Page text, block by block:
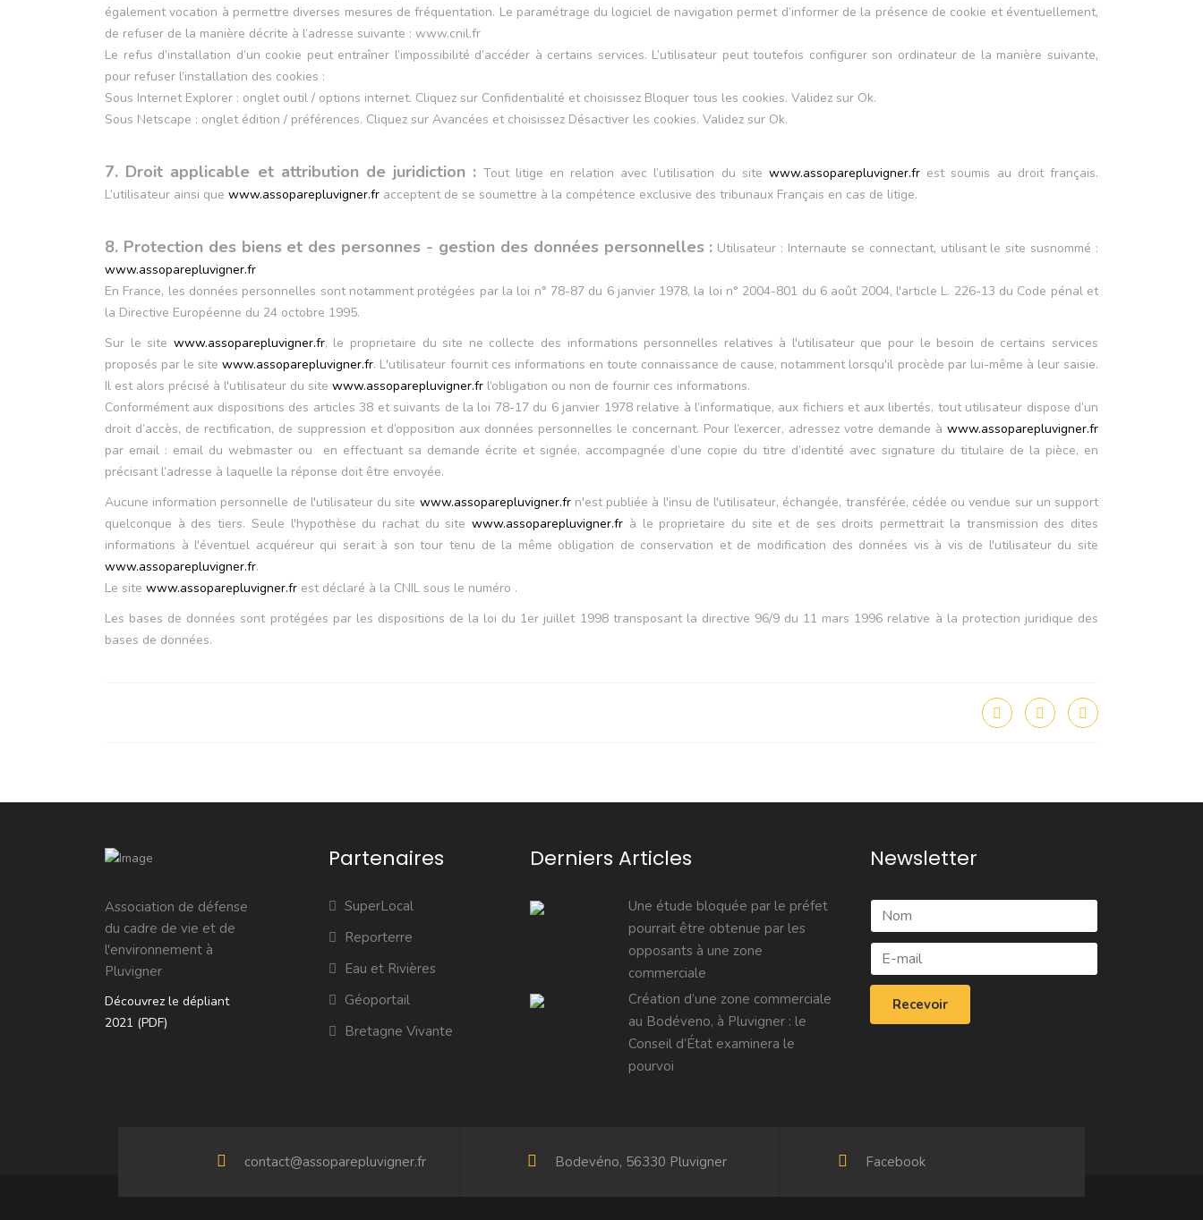
également vocation à permettre diverses mesures de fréquentation. Le paramétrage du logiciel de navigation permet d’informer de la présence de cookie et éventuellement,
de refuser de la manière décrite à l’adresse suivante : www.cnil.fr
Le refus d’installation d’un cookie peut entraîner l’impossibilité d’accéder à certains services. L’utilisateur peut toutefois configurer son ordinateur de la manière suivante,
pour refuser l’installation des cookies :
Sous Internet Explorer : onglet outil / options internet. Cliquez sur Confidentialité et choisissez Bloquer tous les cookies. Validez sur Ok.
Sous Netscape : onglet édition / préférences. Cliquez sur Avancées et choisissez Désactiver les cookies. Validez sur Ok.
7. Droit applicable et attribution de juridiction : Tout litige en relation avec l’utilisation du sitewww.assoparepluvigner.fr est soumis au droit français.
L’utilisateur ainsi que www.assoparepluvigner.fr acceptent de se soumettre à la compétence exclusive des tribunaux Français en cas de litige.
8. Protection des biens et des personnes - gestion des données personnelles : Utilisateur : Internaute se connectant, utilisant le site susnommé :
www.assoparepluvigner.fr
En France, les données personnelles sont notamment protégées par la loi n° 78-87 du 6 janvier 1978, la loi n° 2004-801 du 6 août 2004, l'article L. 226-13 du Code pénal et
la Directive Européenne du 24 octobre 1995.
Sur le site www.assoparepluvigner.fr, le proprietaire du site ne collecte des informations personnelles relatives à l'utilisateur que pour le besoin de certains services
proposés par le sitewww.assoparepluvigner.fr. L'utilisateur fournit ces informations en toute connaissance de cause, notamment lorsqu'il procède par lui-même à leur saisie.
Il est alors précisé à l'utilisateur du site www.assoparepluvigner.fr l’obligation ou non de fournir ces informations.
Conformément aux dispositions des articles 38 et suivants de la loi 78-17 du 6 janvier 1978 relative à l’informatique, aux fichiers et aux libertés, tout utilisateur dispose d’un
droit d’accès, de rectification, de suppression et d’opposition aux données personnelles le concernant. Pour l’exercer, adressez votre demande à www.assoparepluvigner.fr
par email : email du webmaster ou en effectuant sa demande écrite et signée, accompagnée d’une copie du titre d’identité avec signature du titulaire de la pièce, en
précisant l’adresse à laquelle la réponse doit être envoyée.
Aucune information personnelle de l'utilisateur du site www.assoparepluvigner.frn'est publiée à l'insu de l'utilisateur, échangée, transférée, cédée ou vendue sur un support
quelconque à des tiers. Seule l'hypothèse du rachat du sitewww.assoparepluvigner.fr à le proprietaire du site et de ses droits permettrait la transmission des dites
informations à l'éventuel acquéreur qui serait à son tour tenu de la même obligation de conservation et de modification des données vis à vis de l'utilisateur du site
www.assoparepluvigner.fr.
Le site www.assoparepluvigner.fr est déclaré à la CNIL sous le numéro .
Les bases de données sont protégées par les dispositions de la loi du 1er juillet 1998 transposant la directive 96/9 du 11 mars 1996 relative à la protection juridique des
bases de données.
Association de défense
du cadre de vie et de
l'environnement à
Pluvigner
Découvrez le dépliant
2021 (PDF)
Partenaires
SuperLocal
Reporterre
Eau et Rivières
Géoportail
Bretagne Vivante
Derniers Articles
Une étude bloquée par le préfet
pourrait être obtenue par les
opposants à une zone
commerciale
Création d’une zone commerciale
au Bodéveno, à Pluvigner : le
Conseil d’État examinera le
pourvoi
Newsletter
contact@assoparepluvigner.fr Bodevéno, 56330 Pluvigner Facebook